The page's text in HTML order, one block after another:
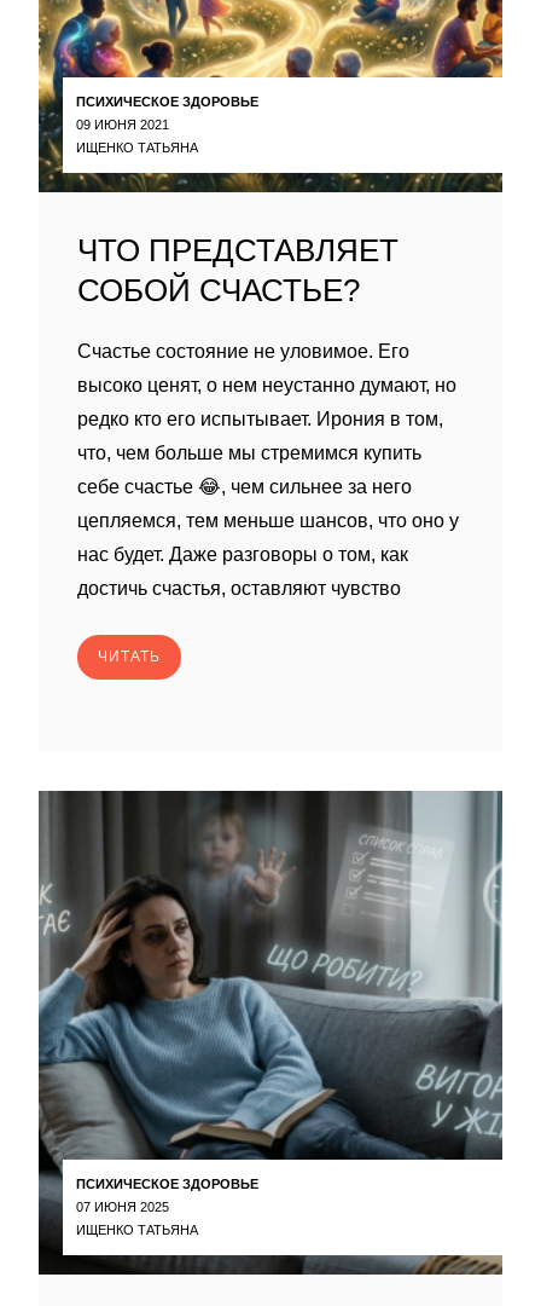
ПСИХИЧЕСКОЕ ЗДОРОВЬЕ
09 ИЮНЯ 2021
ИЩЕНКО ТАТЬЯНА
ЧТО ПРЕДСТАВЛЯЕТ
СОБОЙ СЧАСТЬЕ?
Счастье состояние не уловимое. Его
высоко ценят, о нем неустанно думают, но
редко кто его испытывает. Ирония в том,
что, чем больше мы стремимся купить
себе счастье 😂, чем сильнее за него
цепляемся, тем меньше шансов, что оно у
нас будет. Даже разговоры о том, как
достичь счастья, оставляют чувство
ЧИТАТЬ
ПСИХИЧЕСКОЕ ЗДОРОВЬЕ
07 ИЮНЯ 2025
ИЩЕНКО ТАТЬЯНА